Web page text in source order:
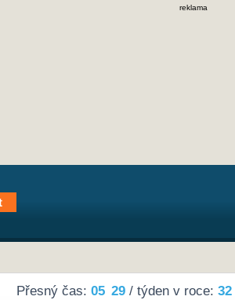
reklama
Přesný čas: 05 29/ týden v roce: 32